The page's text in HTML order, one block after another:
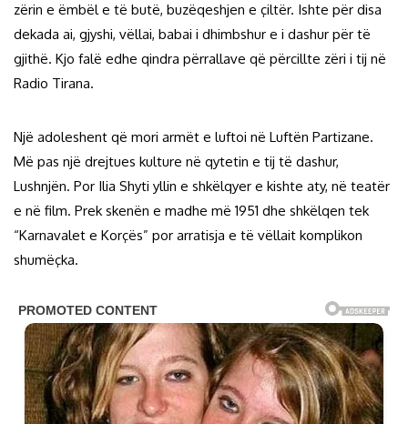
zërin e ëmbël e të butë, buzëqeshjen e çiltër. Ishte për disa
dekada ai, gjyshi, vëllai, babai i dhimbshur e i dashur për të
gjithë. Kjo falë edhe qindra përrallave që përcillte zëri i tij në
Radio Tirana.
Një adoleshent që mori armët e luftoi në Luftën Partizane.
Më pas një drejtues kulture në qytetin e tij të dashur,
Lushnjën. Por Ilia Shyti yllin e shkëlqyer e kishte aty, në teatër
e në film. Prek skenën e madhe më 1951 dhe shkëlqen tek
“Karnavalet e Korçës” por arratisja e të vëllait komplikon
shumëçka.